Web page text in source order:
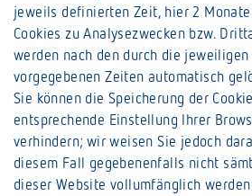
jeweils definierten Zeit, hier 2
Cookies zu Analysezwecken bzw.
werden nach den durch die
vorgegebenen Zeiten automatisch
Sie können die Speicherung der
entsprechende Einstellung Ihrer
verhindern; wir weisen Sie jedoch
diesem Fall gegebenenfalls nicht
dieser Website vollumfänglich